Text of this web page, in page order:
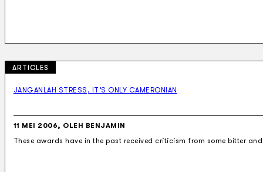
ARTICLES
JANGANLAH STRESS, IT’S ONLY CAMERONIAN
11 MEI 2006, OLEH BENJAMIN
These awards have in the past received criticism from some bitter